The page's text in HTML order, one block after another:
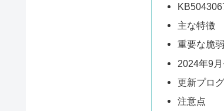
主な特徴
重要な脆
2024年9
更新プロ
注意点